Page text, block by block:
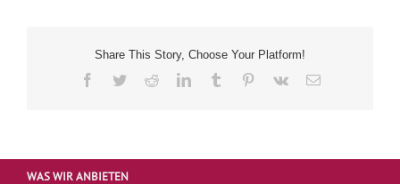
Share This Story, Choose Your Platform!
Facebook
TwitterRedditLinkedInTumblr Pinterest
Vk
E-
WAS WIR ANBIETEN